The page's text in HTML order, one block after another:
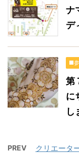
ナ
デ
■
第
に
し
PREV
クリエータ